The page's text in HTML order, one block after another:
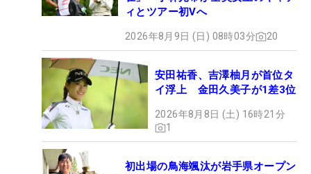
ィとツアー初Vへ
2026年8月9日 (日) 08時03分 20
安田祐香、吉澤柚月が首位タ
イ浮上 金田久美子が1差3位
2026年8月8日 (土) 16時21分
1
初出場の鳥海颯汰が岩手県オープン